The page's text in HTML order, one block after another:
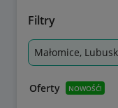
Filtry
Małomice,
Oferty NOWOŚĆ!